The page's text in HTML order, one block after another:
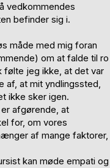
vedkommendes
befinder sig i.
måde med mig foran
om at falde til ro
jeg ikke, at det var
af, at mit yndlingssted,
ikke sker igen.
afgørende, at
for, om vores
af mange faktorer,
kan møde empati og